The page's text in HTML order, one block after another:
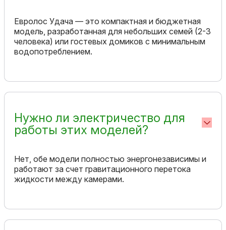
Евролос Удача — это компактная и бюджетная
модель, разработанная для небольших семей (2-3
человека) или гостевых домиков с минимальным
водопотреблением.
Нужно ли электричество для
работы этих моделей?
Нет, обе модели полностью энергонезависимы и
работают за счет гравитационного перетока
жидкости между камерами.